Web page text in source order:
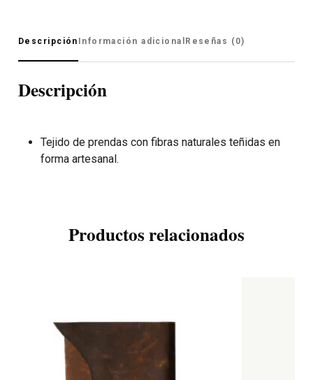
Descripción Información adicional Reseñas (0)
Descripción
Tejido de prendas con fibras naturales teñidas en
forma artesanal.
Productos relacionados